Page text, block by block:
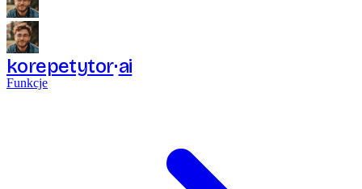
korepetytor ai
Funkcje